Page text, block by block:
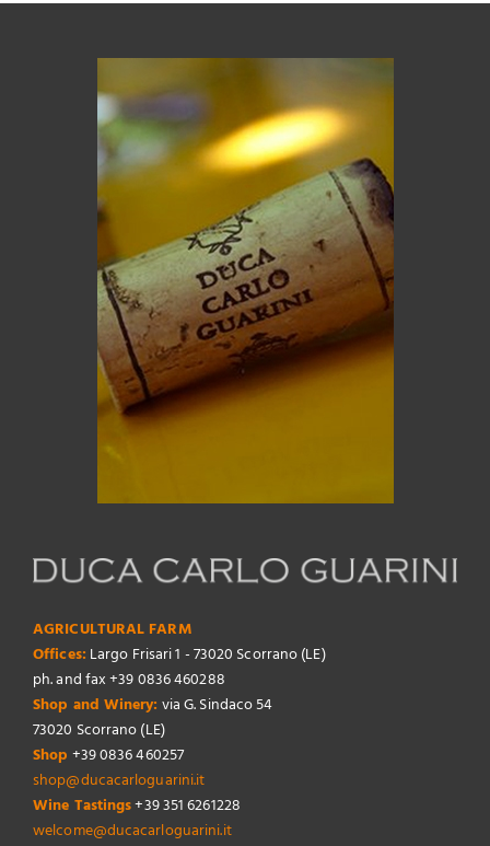
AGRICULTURAL FARM
Offices: Largo Frisari 1 - 73020 Scorrano (LE)
ph. and fax +39 0836 460288
Shop and Winery: via G. Sindaco 54
73020 Scorrano (LE)
Shop +39 0836 460257
shop@ducacarloguarini.it
Wine Tastings+39 351 6261228
welcome@ducacarloguarini.it